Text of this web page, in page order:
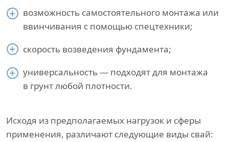
возможность самостоятельного монтажа или
ввинчивания с помощью спецтехники;
скорость возведения фундамента;
универсальность — подходят для монтажа
в грунт любой плотности.
Исходя из предполагаемых нагрузок и сферы
применения, различают следующие виды свай: